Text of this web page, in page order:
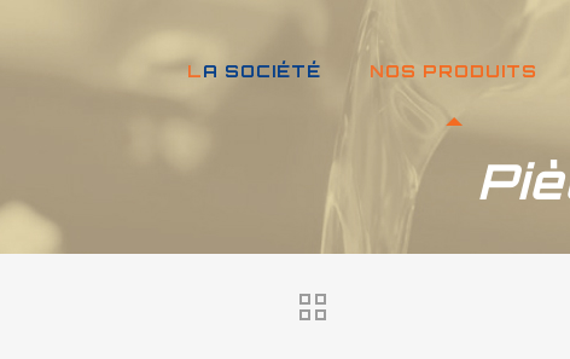
LA SOCIÉTÉ NOS PRODUITS